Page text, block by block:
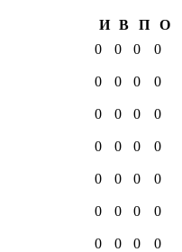
И В П
О
0 0 0 0
0 0 0 0
0 0 0 0
0 0 0 0
0 0 0 0
0 0 0 0
0 0 0 0